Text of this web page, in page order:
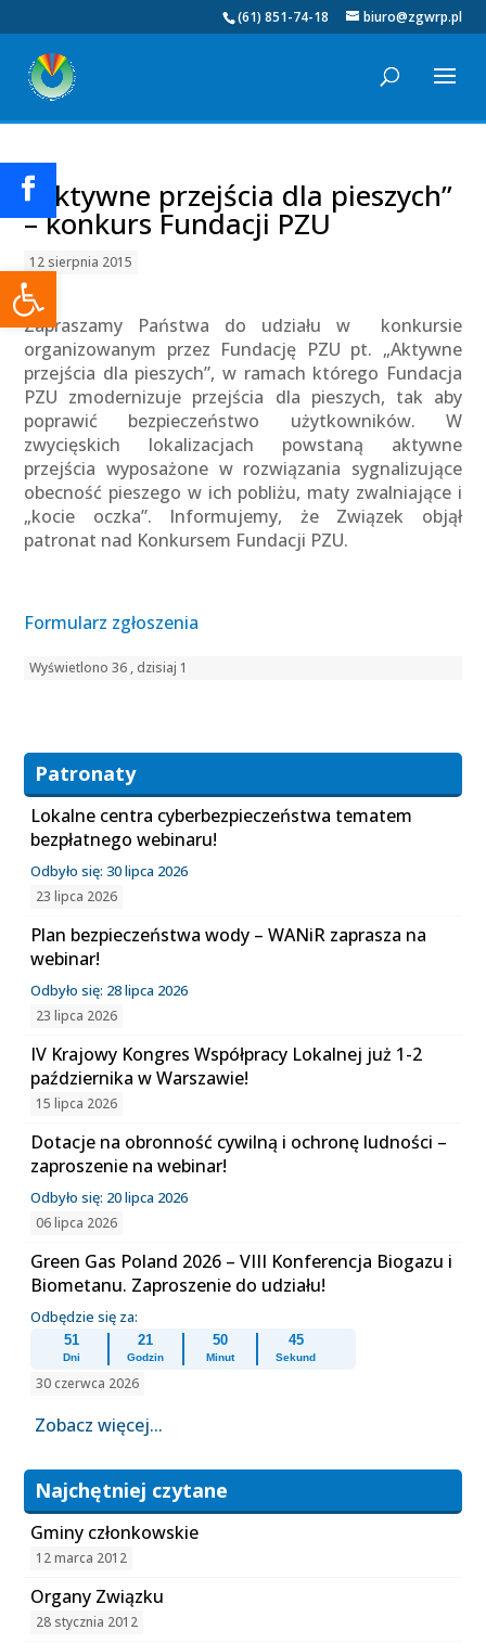
Otwórz pasek narzędzi
(61) 851-74-18 biuro@zgwrp.pl
„Aktywne przejścia dla pieszych”
– konkurs Fundacji PZU
12 sierpnia 2015
Zapraszamy Państwa do udziału w konkursie
organizowanym przez Fundację PZU pt. „Aktywne
przejścia dla pieszych”, w ramach którego Fundacja
PZU zmodernizuje przejścia dla pieszych, tak aby
poprawić bezpieczeństwo użytkowników. W
zwycięskich lokalizacjach powstaną aktywne
przejścia wyposażone w rozwiązania sygnalizujące
obecność pieszego w ich pobliżu, maty zwalniające i
„kocie oczka”. Informujemy, że Związek objął
patronat nad Konkursem Fundacji PZU.
Formularz zgłoszenia
Wyświetlono 36 , dzisiaj 1
Patronaty
Lokalne centra cyberbezpieczeństwa tematem
bezpłatnego webinaru!
Odbyło się: 30 lipca 2026
23 lipca 2026
Plan bezpieczeństwa wody – WANiR zaprasza na
webinar!
Odbyło się: 28 lipca 2026
23 lipca 2026
IV Krajowy Kongres Współpracy Lokalnej już 1-2
października w Warszawie!
15 lipca 2026
Dotacje na obronność cywilną i ochronę ludności –
zaproszenie na webinar!
Odbyło się: 20 lipca 2026
06 lipca 2026
Green Gas Poland 2026 – VIII Konferencja Biogazu i
Biometanu. Zaproszenie do udziału!
Odbędzie się za:
51
Dni
21
Godzin
50
Minut
45
Sekund
30 czerwca 2026
Zobacz więcej...
Najchętniej czytane
Gminy członkowskie
12 marca 2012
Organy Związku
28 stycznia 2012